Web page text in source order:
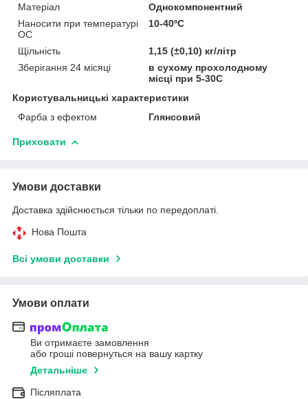
Матеріал
Однокомпонентний
Наносити при температурі
ОС
10-40ºC
Щільність
1,15 (±0,10) кг/літр
Зберігання 24 місяці
в сухому прохолодному
місці при 5-30C
Користувальницькі характеристики
Фарба з ефектом
Глянсовий
Приховати
Умови доставки
Доставка здійснюється тільки по передоплаті.
Нова Пошта
Всі умови доставки
Умови оплати
Ви отримаєте замовлення
або гроші повернуться на вашу картку
Детальніше
Післяплата